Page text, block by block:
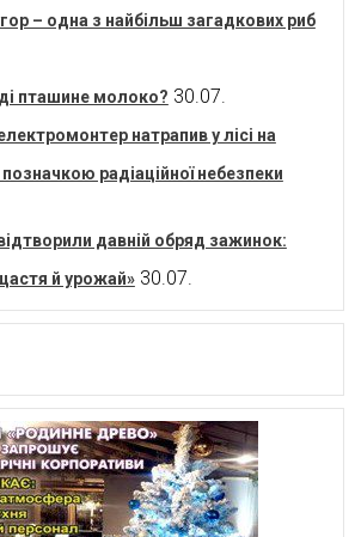
– одна з найбільш загадкових риб
пташине молоко? 30.07.
натрапив у лісі на
радіаційної небезпеки
давній обряд зажинок:
й урожай» 30.07.